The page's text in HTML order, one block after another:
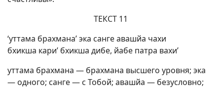
ТЕКСТ 11
‘уттама брахмана’ эка санге авашйа чахи
бхикша кари’ бхикша дибе, йабе патра вахи’
уттама брахмана — брахмана высшего уровня; эка
— одного; санге — с Тобой; авашйа — безусловно;